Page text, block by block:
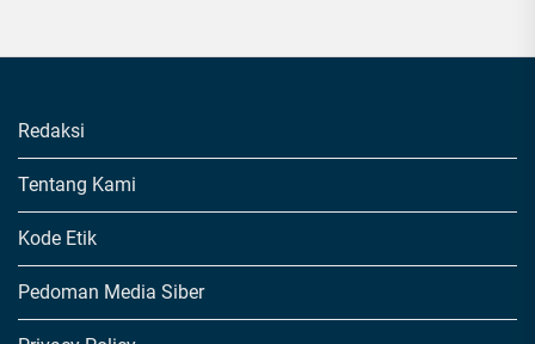
Redaksi
Tentang Kami
Kode Etik
Pedoman Media Siber